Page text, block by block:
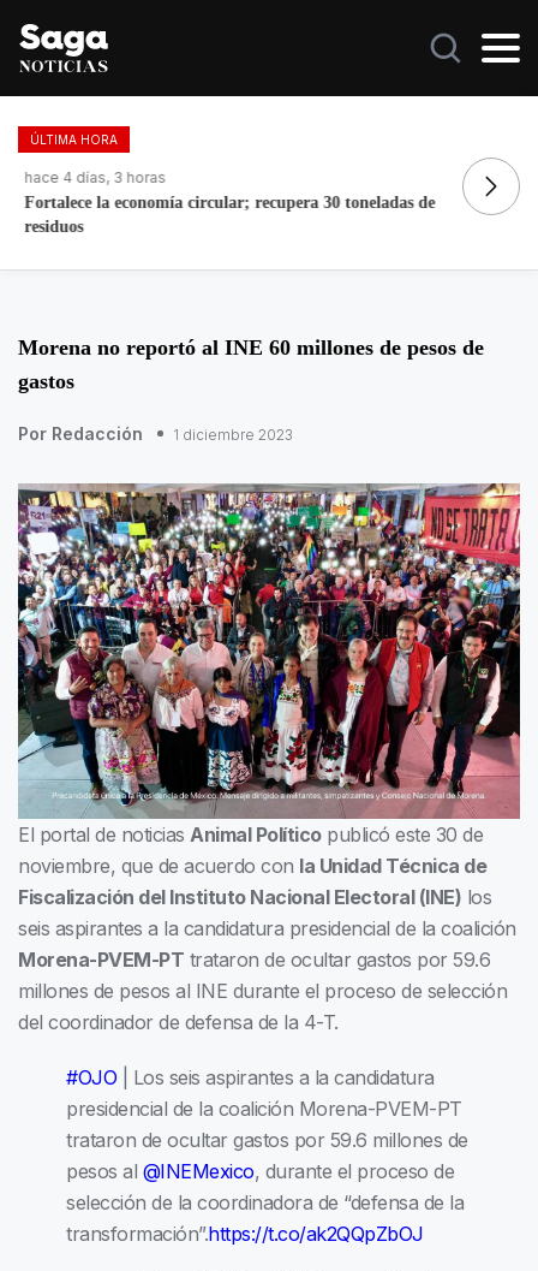
ÚLTIMA HORA
hace 4 días, 3 horas
Fortalece la economía circular; recupera 30 toneladas de
residuos
Morena no reportó al INE 60 millones de pesos de
gastos
Por Redacción 1 diciembre 2023
El portal de noticias Animal Políticopublicó este 30 de
noviembre, que de acuerdo con la Unidad Técnica de
Fiscalización del Instituto Nacional Electoral (INE) los
seis aspirantes a la candidatura presidencial de la coalición
Morena-PVEM-PT trataron de ocultar gastos por 59.6
millones de pesos al INE durante el proceso de selección
del coordinador de defensa de la 4-T.
#OJO | Los seis aspirantes a la candidatura
presidencial de la coalición Morena-PVEM-PT
trataron de ocultar gastos por 59.6 millones de
pesos al @INEMexico, durante el proceso de
selección de la coordinadora de “defensa de la
transformación”.https://t.co/ak2QQpZbOJ